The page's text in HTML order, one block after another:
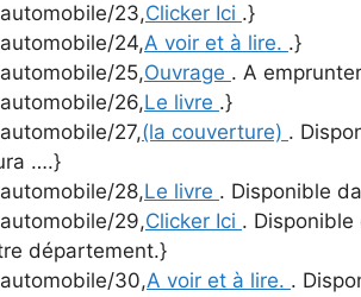
automobile/23,Clicker Ici .}
24,A voir et à lire. .}
25,Ouvrage . A
26,Le livre .}
27,(la couverture) .
….}
28,Le livre . Disponible
automobile/29,Clicker Ici .
département.}
automobile/30,A voir et à lire. .